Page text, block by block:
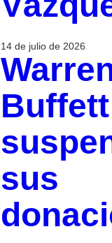
14 de julio de 2026
Buffett
sus